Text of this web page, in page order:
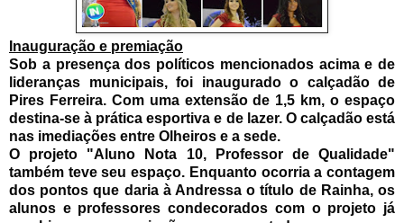
Inauguração e premiação
Sob a presença dos políticos mencionados acima e de
lideranças municipais, foi inaugurado o calçadão de
Pires Ferreira. Com uma extensão de 1,5 km, o espaço
destina-se à prática esportiva e de lazer. O calçadão está
nas imediações entre Olheiros e a sede.
O projeto "Aluno Nota 10, Professor de Qualidade"
também teve seu espaço. Enquanto ocorria a contagem
dos pontos que daria à Andressa o título de Rainha, os
alunos e professores condecorados com o projeto já